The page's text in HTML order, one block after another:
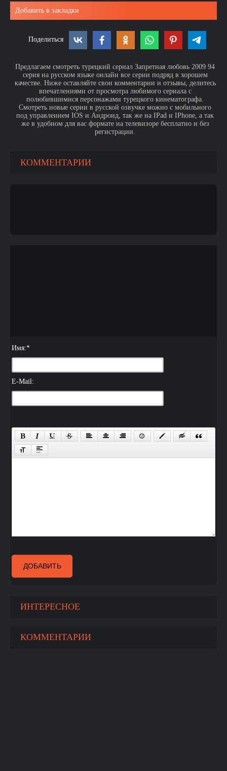
Добавить в закладки
Поделиться
Предлагаем смотреть турецкий сериал Запретная любовь 2009 94
серия на русском языке онлайн все серии подряд в хорошем
качестве. Ниже оставляйте свои комментарии и отзывы, делитесь
впечатлениями от просмотра любимого сериала с
полюбившимися персонажами турецкого кинематографа.
Смотреть новые серии в русской озвучке можно с мобильного
под управлением IOS и Андроид, так же на IPad и IPhone, а так
же в удобном для вас формате на телевизоре бесплатно и без
регистрации.
КОММЕНТАРИИ
Имя:*
E-Mail:
ДОБАВИТЬ
ИНТЕРЕСНОЕ
КОММЕНТАРИИ